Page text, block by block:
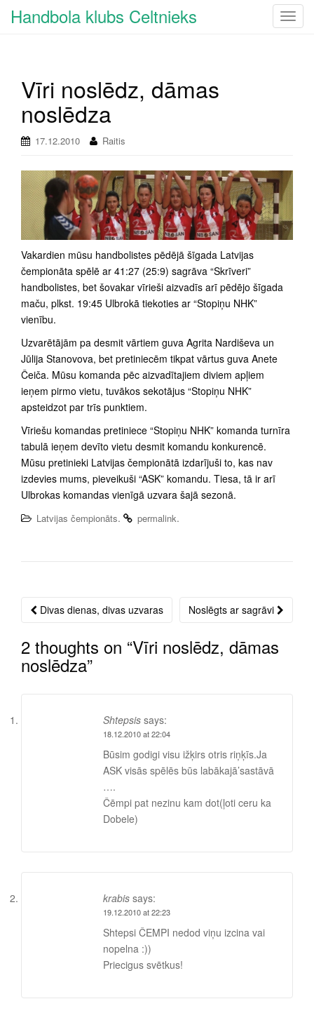
T
g
i
o
Handbola klubs Celtnieks
Vīri noslēdz, dāmas
noslēdza
17.12.2010 Raitis
Vakardien mūsu handbolistes pēdējā šīgada Latvijas
čempionāta spēlē ar 41:27 (25:9) sagrāva “Skrīveri”
handbolistes, bet šovakar vīrieši aizvadīs arī pēdējo šīgada
maču, plkst. 19:45 Ulbrokā tiekoties ar “Stopiņu NHK”
vienību.
Uzvarētājām pa desmit vārtiem guva Agrita Nardiševa un
Jūlija Stanovova, bet pretiniecēm tikpat vārtus guva Anete
Čeiča. Mūsu komanda pēc aizvadītajiem diviem apļiem
ieņem pirmo vietu, tuvākos sekotājus “Stopiņu NHK”
apsteidzot par trīs punktiem.
Vīriešu komandas pretiniece “Stopiņu NHK” komanda turnīra
tabulā ieņem devīto vietu desmit komandu konkurencē.
Mūsu pretinieki Latvijas čempionātā izdarījuši to, kas nav
izdevies mums, pieveikuši “ASK” komandu. Tiesa, tā ir arī
Ulbrokas komandas vienīgā uzvara šajā sezonā.
Latvijas čempionāts. permalink.
Post
navigation
Divas dienas, divas uzvaras Noslēgts ar sagrāvi
2 thoughts on “Vīri noslēdz, dāmas
noslēdza”
Shtepsis says:
18.12.2010 at 22:04
Būsim godigi visu ižķirs otris riņķīs.Ja
ASK visās spēlēs būs labākajā’sastāvā
….
Čēmpi pat nezinu kam dot(ļoti ceru ka
Dobele)
krabis says:
19.12.2010 at 22:23
Shtepsi ČEMPI nedod viņu izcina vai
nopelna :))
Priecigus svētkus!